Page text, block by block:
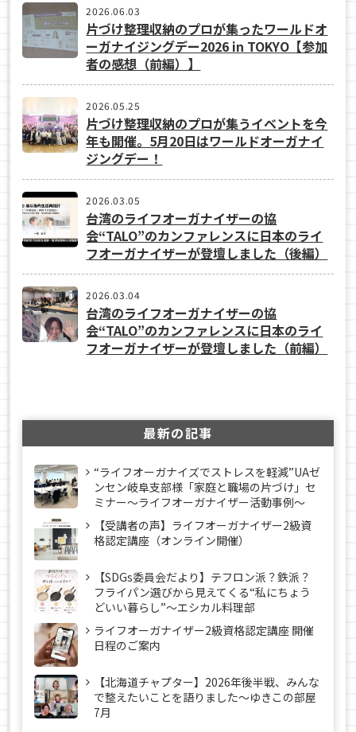
2026.06.03
片づけ整理収納のプロが集ったワールドオ
ーガナイジングデー2026 in TOKYO【参加
者の感想（前編）】
2026.05.25
片づけ整理収納のプロが集うイベントを今
年も開催。5月20日はワールドオーガナイ
ジングデー！
2026.03.05
台湾のライフオーガナイザーの協
会“TALO”のカンファレンスに日本のライ
フオーガナイザーが登壇しました（後編）
2026.03.04
台湾のライフオーガナイザーの協
会“TALO”のカンファレンスに日本のライ
フオーガナイザーが登壇しました（前編）
最新の記事
“ライフオーガナイズでストレスを軽減”UAゼ
ンセン岐阜支部様「家庭と職場の片づけ」セ
ミナー～ライフオーガナイザー活動事例〜
【受講者の声】ライフオーガナイザー2級資
格認定講座（オンライン開催）
【SDGs委員会だより】テフロン派？鉄派？
フライパン選びから見えてくる“私にちょう
どいい暮らし”～エシカル料理部
ライフオーガナイザー2級資格認定講座 開催
日程のご案内
【北海道チャプター】2026年後半戦、みんな
で整えたいことを語りました～ゆきこの部屋
7月